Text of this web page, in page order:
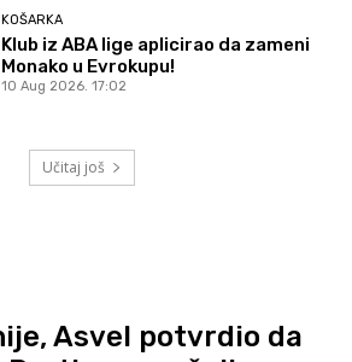
KOŠARKA
Klub iz ABA lige aplicirao da zameni
Monako u Evrokupu!
10 Aug 2026. 17:02
Učitaj još